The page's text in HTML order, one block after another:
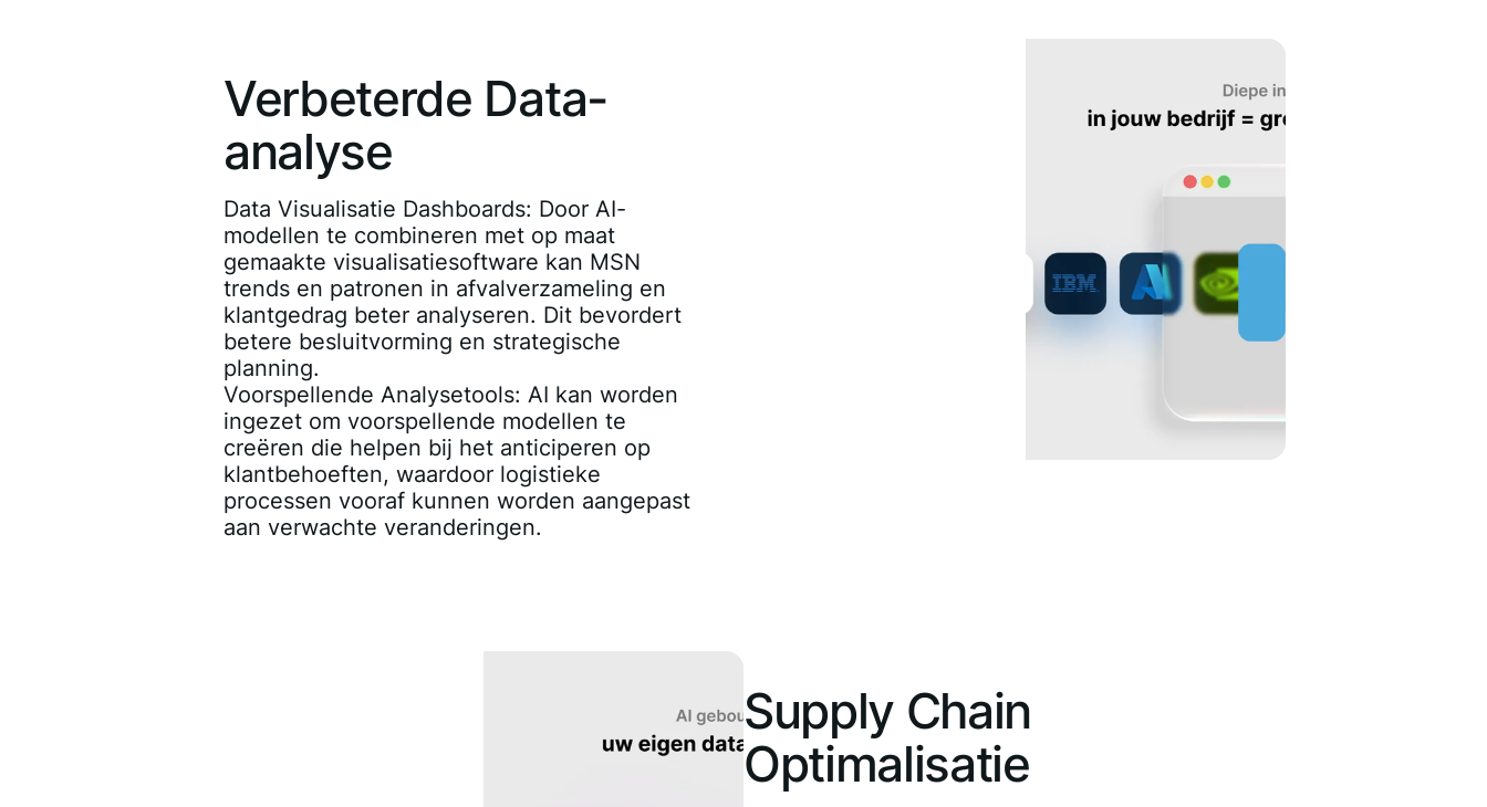
Verbeterde Data-
analyse
Data Visualisatie Dashboards: Door AI-
modellen te combineren met op maat
gemaakte visualisatiesoftware kan MSN
trends en patronen in afvalverzameling en
klantgedrag beter analyseren. Dit bevordert
betere besluitvorming en strategische
planning.
Voorspellende Analysetools: AI kan worden
ingezet om voorspellende modellen te
creëren die helpen bij het anticiperen op
klantbehoeften, waardoor logistieke
processen vooraf kunnen worden aangepast
aan verwachte veranderingen.
Supply Chain
Optimalisatie